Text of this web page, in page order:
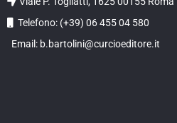
Telefono: (+39) 06 455 04 580
Email: b.bartolini@curcioeditore.it